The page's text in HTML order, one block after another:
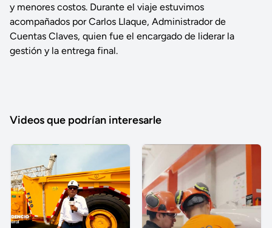
y menores costos. Durante el viaje estuvimos
acompañados por Carlos Llaque, Administrador de
Cuentas Claves, quien fue el encargado de liderar la
gestión y la entrega final.
Videos que podrían interesarle